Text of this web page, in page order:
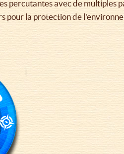
percutantes avec de multiples
la protection de